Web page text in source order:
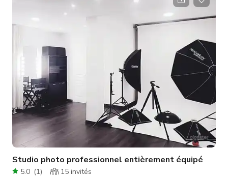
Distance de prise de vue de 6 m Support pour fonds Espace
maquillage Espace lounge (thé / café) Salle de bain &
Studio photo professionnel entièrement équipé
5.0 (1) 15 invités